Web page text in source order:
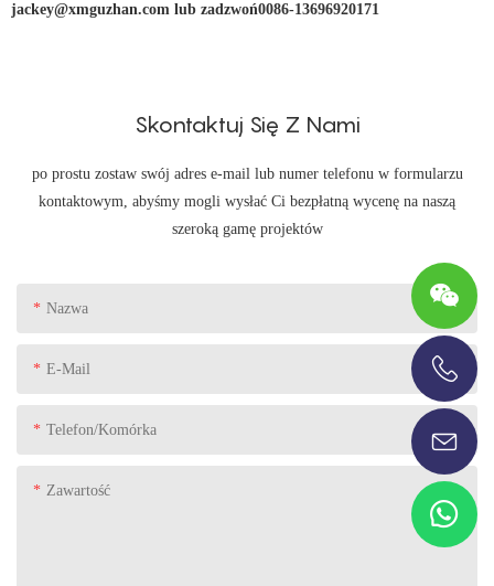
jackey@xmguzhan.com lub zadzwoń0086-13696920171
Skontaktuj Się Z Nami
po prostu zostaw swój adres e-mail lub numer telefonu w formularzu
kontaktowym, abyśmy mogli wysłać Ci bezpłatną wycenę na naszą
szeroką gamę projektów
Nazwa
E-Mail
Telefon/komórka
Zawartość